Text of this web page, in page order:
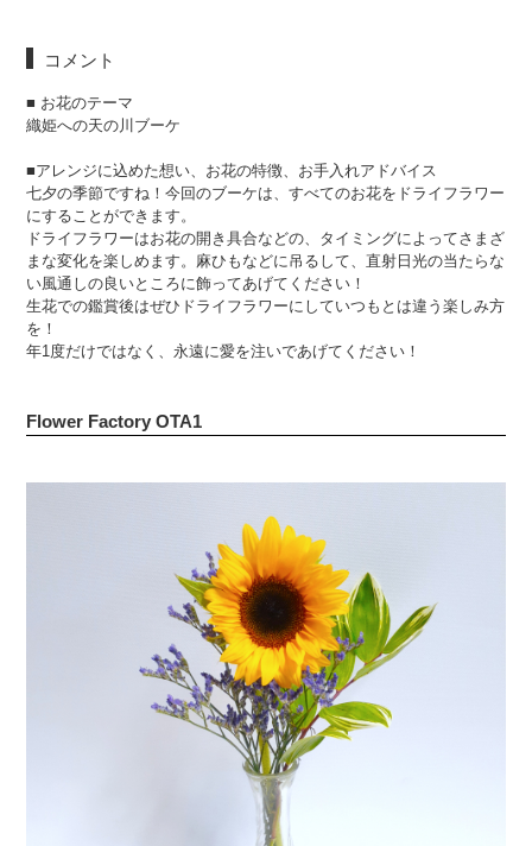
コメント
■ お花のテーマ
織姫への天の川ブーケ
■アレンジに込めた想い、お花の特徴、お手入れアドバイス
七夕の季節ですね！今回のブーケは、すべてのお花をドライフラワー
にすることができます。
ドライフラワーはお花の開き具合などの、タイミングによってさまざ
まな変化を楽しめます。麻ひもなどに吊るして、直射日光の当たらな
い風通しの良いところに飾ってあげてください！
生花での鑑賞後はぜひドライフラワーにしていつもとは違う楽しみ方
を！
年1度だけではなく、永遠に愛を注いであげてください！
Flower Factory OTA1